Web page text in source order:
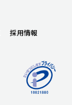
採用情報